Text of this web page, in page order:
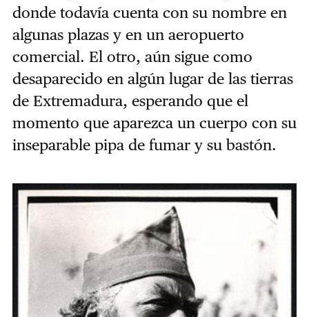
donde todavía cuenta con su nombre en
algunas plazas y en un aeropuerto
comercial. El otro, aún sigue como
desaparecido en algún lugar de las tierras
de Extremadura, esperando que el
momento que aparezca un cuerpo con su
inseparable pipa de fumar y su bastón.